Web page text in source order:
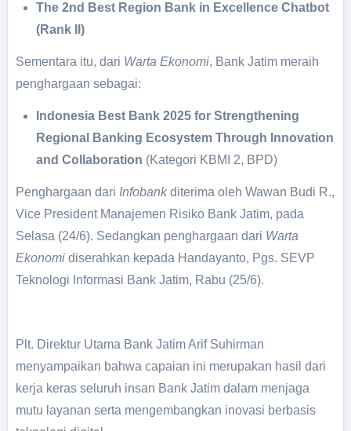
The 2nd Best Region Bank in Excellence Chatbot
(Rank II)
Sementara itu, dari Warta Ekonomi, Bank Jatim meraih
penghargaan sebagai:
Regional Banking Ecosystem Through Innovation
and Collaboration (Kategori KBMI 2, BPD)
Penghargaan dari Infobankditerima oleh Wawan Budi R.,
Vice President Manajemen Risiko Bank Jatim, pada
Selasa (24/6). Sedangkan penghargaan dari Warta
Ekonomidiserahkan kepada Handayanto, Pgs. SEVP
Teknologi Informasi Bank Jatim, Rabu (25/6).
Plt. Direktur Utama Bank Jatim Arif Suhirman
menyampaikan bahwa capaian ini merupakan hasil dari
kerja keras seluruh insan Bank Jatim dalam menjaga
mutu layanan serta mengembangkan inovasi berbasis